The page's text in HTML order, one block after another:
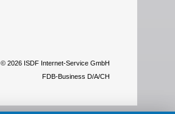
© 2026 ISDF Internet-Service GmbH
FDB-Business D/A/CH